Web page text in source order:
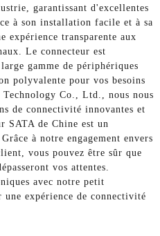
garantissant d'excellentes
à son installation facile et à sa
expérience transparente aux
Le connecteur est
gamme de périphériques
polyvalente pour vos besoins
Technology Co., Ltd., nous nous
de connectivité innovantes et
SATA de Chine est un
à notre engagement envers
vous pouvez être sûr que
vos attentes.
avec notre petit
une expérience de connectivité